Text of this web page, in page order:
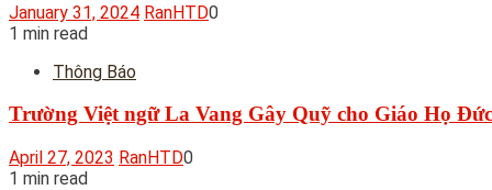
January 31, 2024 RanHTD0
1 min read
Thông Báo
Trường Việt ngữ La Vang Gây Quỹ cho Giáo Họ
April 27, 2023 RanHTD0
1 min read